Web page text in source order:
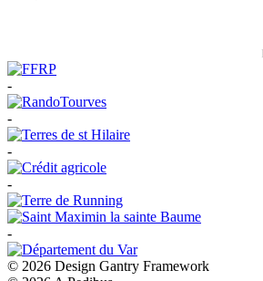
-
-
-
-
-
© 2026 Design Gantry Framework